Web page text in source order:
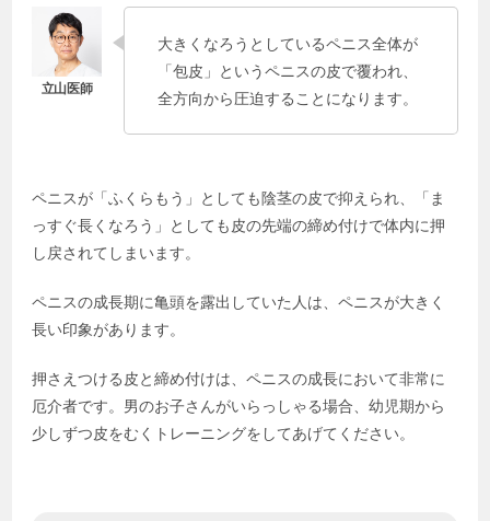
大きくなろうとしているペニス全体が
「包皮」というペニスの皮で覆われ、
全方向から圧迫することになります。
ペニスが「ふくらもう」としても陰茎の皮で抑えられ、「ま
っすぐ長くなろう」としても皮の先端の締め付けで体内に押
し戻されてしまいます。
ペニスの成長期に亀頭を露出していた人は、ペニスが大きく
長い印象があります。
押さえつける皮と締め付けは、ペニスの成長において非常に
厄介者です。男のお子さんがいらっしゃる場合、幼児期から
少しずつ皮をむくトレーニングをしてあげてください。